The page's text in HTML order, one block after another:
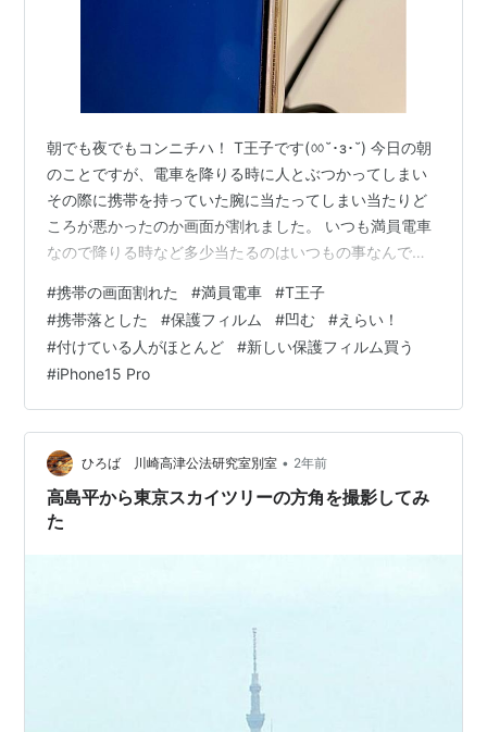
朝でも夜でもコンニチハ！ T王子です(ㆀ˘･з･˘) 今日の朝
のことですが、電車を降りる時に人とぶつかってしまい
その際に携帯を持っていた腕に当たってしまい当たりど
ころが悪かったのか画面が割れました。 いつも満員電車
なので降りる時など多少当たるのはいつもの事なんです
凹む(p_-) ただーし、保護フィルム付けてて良かった。 T
王子えらい！ とりあえず新しい保護フィルム買わないと
ですね。 皆さんも付けてね(*'▽'*) ↑付けている人がほと
んどでしょうが。 では×2
#携帯の画面割れた #満員電車 #T王子
#携帯落とした #保護フィルム #凹む #えらい！
#付けている人がほとんど #新しい保護フィルム買う
#iPhone15 Pro
ひろば 川崎高津公法研究室別室 • 2年前
高島平から東京スカイツリーの方角を撮影してみ
た